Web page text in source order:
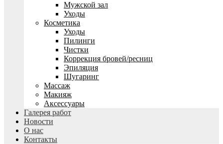
Мужской зал
Уходы
Косметика
Уходы
Пилинги
Чистки
Коррекция бровей/ресниц
Эпиляция
Шугаринг
Массаж
Макияж
Аксессуары
Галерея работ
Новости
О нас
Контакты